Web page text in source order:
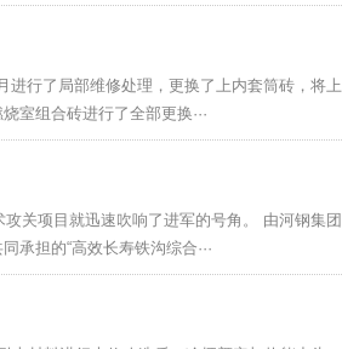
行了局部维修处理，更换了上内套筒砖，将上
室组合砖进行了全部更换···
关项目就迅速吹响了进军的号角。 由河钢集团
担的“高效长寿铁沟综合···